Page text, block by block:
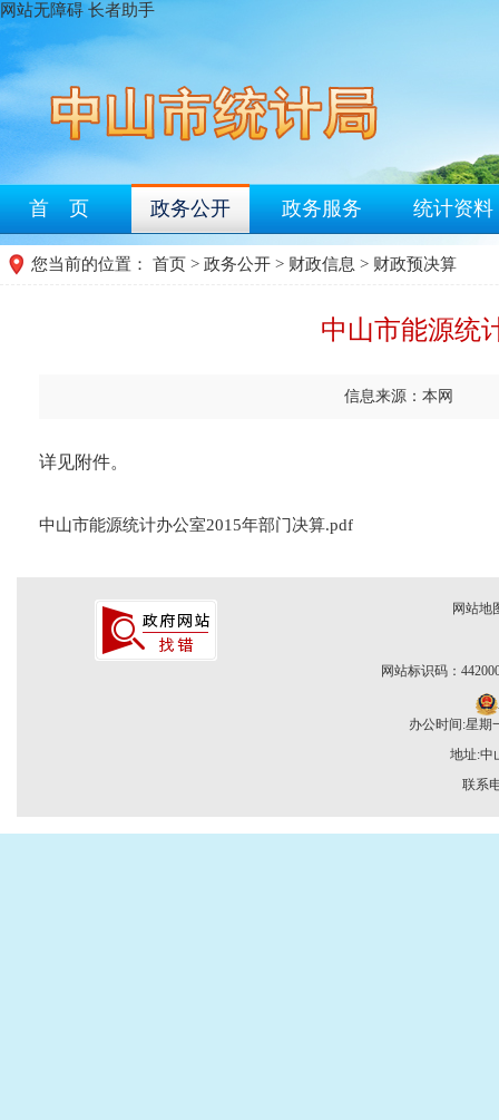
网站无障碍 长者助手
首 页 政务公开 政务服务 统计资料
您当前的位置： 首页 > 政务公开 > 财政信息 > 财政预决算
中山市能源统
信息来源：本网
详见附件。
中山市能源统计办公室2015年部门决算.pdf
网站地
网站标识码：
办公时间:星期
地址:中
联系